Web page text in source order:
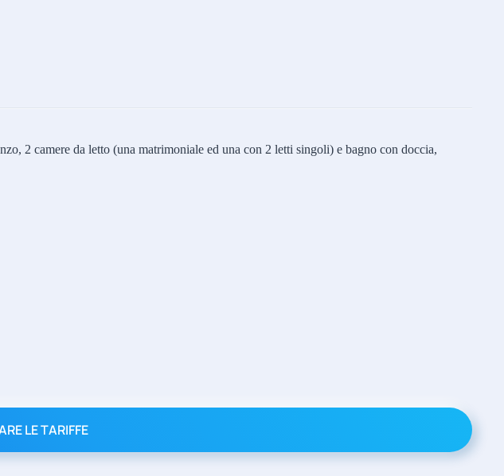
2 camere da letto (una matrimoniale ed una con 2 letti singoli) e bagno con doccia,
LE TARIFFE